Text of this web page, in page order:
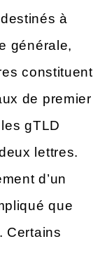
à
générale,
constituent
de premier
gTLD
lettres.
d’un
que
Certains